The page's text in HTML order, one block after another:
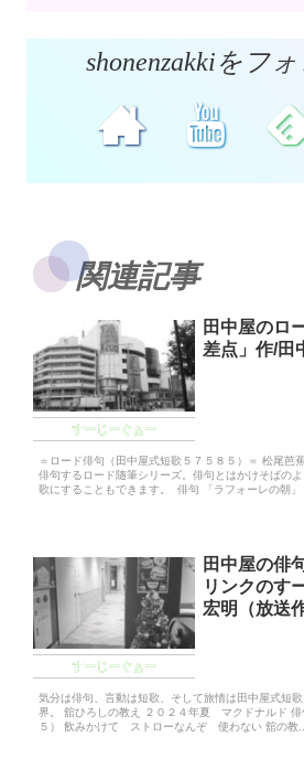
shonenzakkiをフ
関連記事
すーじーぐぁー
田中屋のロ
差点」作/田
＝ロード俳句（田中屋式短歌５７５８５）＝ 松尾芭
俳句するロード随筆シリーズ。俳句とはかけそばの
歌にすることもできます。 俳句 「ラフォーレの朝
すーじーぐぁー
田中屋の俳
リンクのす
宏明（放送
気分は俳句、言動は短歌、そして旅情は田中屋式短
界。 舘ひろしの教え ２０２４年夏 マクドナルド 俳
５） 飲みかけて ストローなんぞ 使わない 舘の教...